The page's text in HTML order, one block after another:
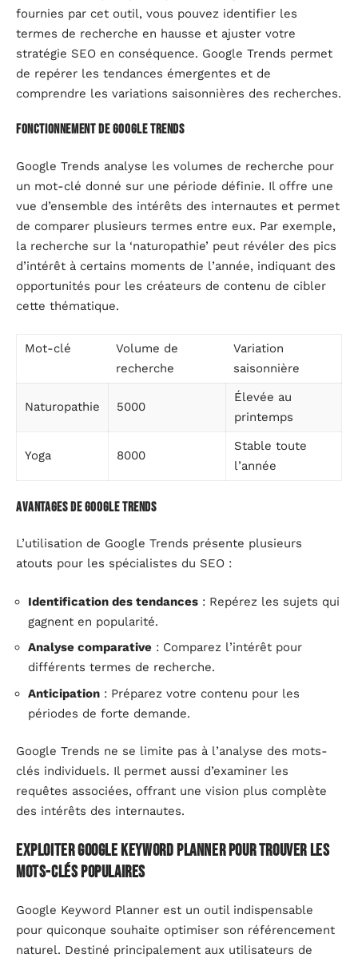
fournies par cet outil, vous pouvez identifier les
termes de recherche en hausse et ajuster votre
stratégie SEO en conséquence. Google Trends permet
de repérer les tendances émergentes et de
comprendre les variations saisonnières des recherches.
Fonctionnement de Google Trends
Google Trends analyse les volumes de recherche pour
un mot-clé donné sur une période définie. Il offre une
vue d’ensemble des intérêts des internautes et permet
de comparer plusieurs termes entre eux. Par exemple,
la recherche sur la ‘naturopathie’ peut révéler des pics
d’intérêt à certains moments de l’année, indiquant des
opportunités pour les créateurs de contenu de cibler
cette thématique.
Mot-clé
Volume de
recherche
Variation
saisonnière
Naturopathie 5000
Élevée au
printemps
Yoga 8000
Stable toute
l’année
Avantages de Google Trends
L’utilisation de Google Trends présente plusieurs
atouts pour les spécialistes du SEO :
Identification des tendances : Repérez les sujets qui
gagnent en popularité.
Analyse comparative : Comparez l’intérêt pour
différents termes de recherche.
Anticipation : Préparez votre contenu pour les
périodes de forte demande.
Google Trends ne se limite pas à l’analyse des mots-
clés individuels. Il permet aussi d’examiner les
requêtes associées, offrant une vision plus complète
des intérêts des internautes.
Exploiter Google Keyword Planner pour trouver les
mots-clés populaires
Google Keyword Planner est un outil indispensable
pour quiconque souhaite optimiser son référencement
naturel. Destiné principalement aux utilisateurs de